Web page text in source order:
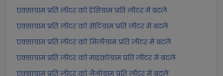
एक्साग्राम प्रति लीटर को डेसिग्राम प्रति लीटर में बदलें
एक्साग्राम प्रति लीटर को सेंटिग्राम प्रति लीटर में बदलें
एक्साग्राम प्रति लीटर को मिलीग्राम प्रति लीटर में बदलें
एक्साग्राम प्रति लीटर को माइक्रोग्राम प्रति लीटर में बदलें
एक्साग्राम प्रति लीटर को नैनोग्राम प्रति लीटर में बदलें